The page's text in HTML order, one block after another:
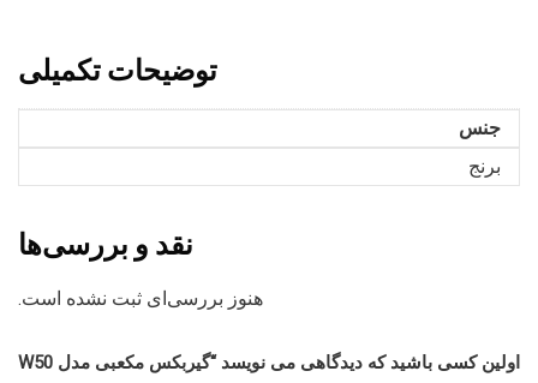
توضیحات تکمیلی
جنس
برنج
نقد و بررسی‌ها
هنوز بررسی‌ای ثبت نشده است.
اولین کسی باشید که دیدگاهی می نویسد “گیربکس مکعبی مدل W50